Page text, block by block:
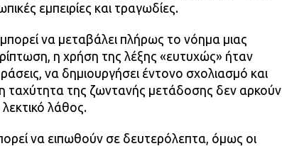
εμπειρίες και τραγωδίες.
να μεταβάλει πλήρως το νόημα μιας
η χρήση της λέξης «ευτυχώς» ήταν
να δημιουργήσει έντονο σχολιασμό και
η ταχύτητα της ζωντανής μετάδοσης δεν αρκούν
λάθος.
να ειπωθούν σε δευτερόλεπτα, όμως οι